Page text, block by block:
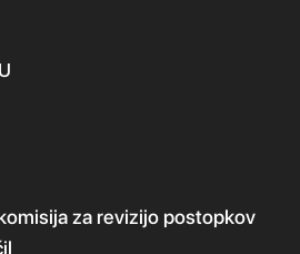
za revizijo postopkov